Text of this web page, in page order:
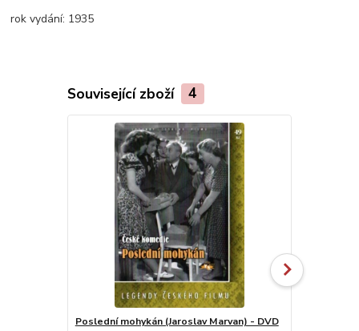
rok vydání: 1935
Související zboží 4
Poslední mohykán (Jaroslav Marvan) - DVD